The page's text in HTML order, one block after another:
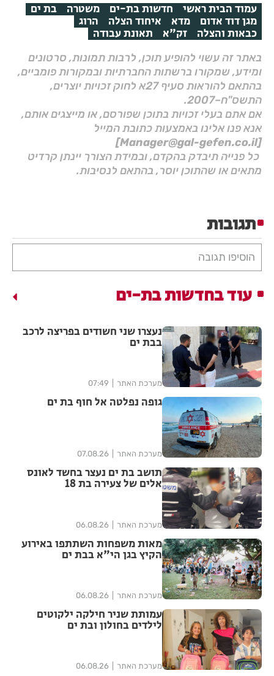
עמוד הבית ראשי חדשות בת-ים משטרה בת ים
מגן דוד אדום מדא איחוד הצלה הרוג
כבאות והצלה זק"א תאונת עבודה
באתר זה עשוי להופיע תוכן, לרבות תמונות, סרטונים
ומידע, שמקורו ברשתות החברתיות ובמקורות פומביים,
בהתאם להוראות סעיף 27א לחוק זכויות יוצרים,
התשס"ח–2007.
אם אתם בעלי זכויות בתוכן שפורסם, או מייצגים אותם,
אנא פנו אלינו באמצעות כתובת המייל
[Manager@gal-gefen.co.il]
כל פנייה תיבדק בהקדם, ובמידת הצורך יינתן קרדיט
מתאים או שהתוכן יוסר, בהתאם לנסיבות.
תגובות
הוסיפו תגובה
עוד בחדשות בת-ים
נעצרו שני חשודים בפריצה לרכב
בבת ים
מערכת האתר 07:49
גופה נפלטה אל חוף בת ים
מערכת האתר 07.08.26
תושב בת ים נעצר בחשד לאונס
אלים של צעירה בת 18
מערכת האתר 06.08.26
מאות משפחות השתתפו באירוע
הקיץ בגן הי"א בבת ים
מערכת האתר 06.08.26
עמותת שניר חילקה ילקוטים
לילדים בחולון ובת ים
מערכת האתר 06.08.26